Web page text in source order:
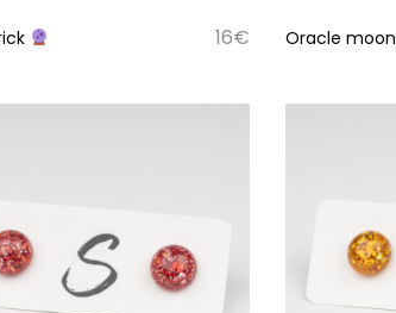
16€ Oracle moon